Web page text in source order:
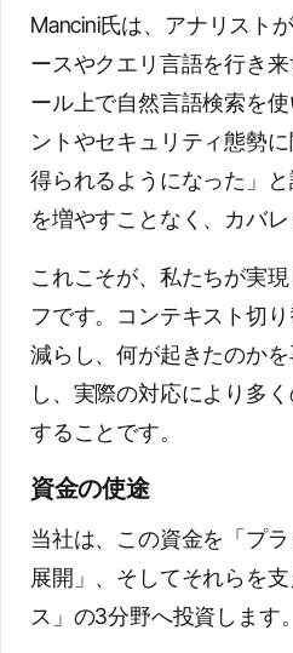
Mancini氏は、アナリスト
ースやクエリ言語を行き
ール上で自然言語検索を
ントやセキュリティ態勢
得られるようになった」
を増やすことなく、カバレ
これこそが、私たちが実
フです。コンテキスト切
減らし、何が起きたのか
し、実際の対応により多
することです。
資金の使途
当社は、この資金を「プ
展開」、そしてそれらを
ス」の3分野へ投資します。